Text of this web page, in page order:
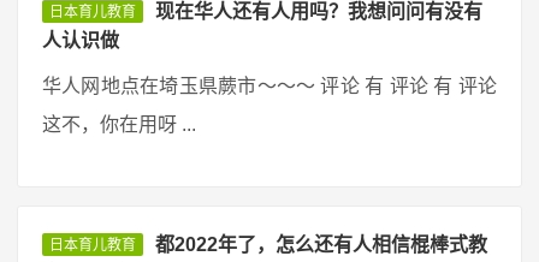
日本育儿教育
现在华人还有人用吗？我想问问有没有
人认识做
华人网地点在埼玉県蕨市〜〜〜 评论 有 评论 有 评论
这不，你在用呀 ...
日本育儿教育
都2022年了，怎么还有人相信棍棒式教